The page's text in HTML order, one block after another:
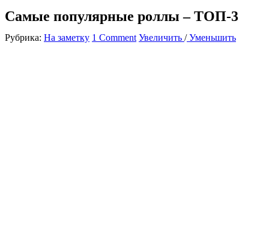
Самые популярные роллы – ТОП-3
Рубрика: На заметку 1 Comment Увеличить /Уменьшить